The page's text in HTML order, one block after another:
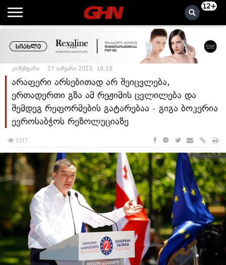
12+
კომენტარი 27 იანვარი 2023, 16:19
არაფერი არსებითად არ შეიცვლება,
ერთადერთი გზა ამ რეჟიმის ცვლილება და
შემდეგ რეფორმების გატარებაა - გიგა ბოკერია
ევროსაბჭოს რეზოლუციაზე
1317